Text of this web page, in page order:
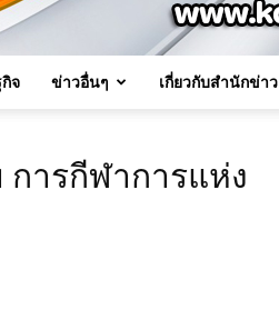
จ ข่าวอื่นๆ เกี่ยวกับสำนักข่าว
การกีฬาการแห่ง